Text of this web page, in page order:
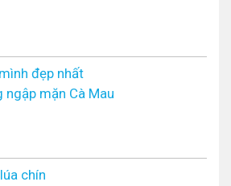
đẹp nhất
ngập mặn Cà Mau
chín